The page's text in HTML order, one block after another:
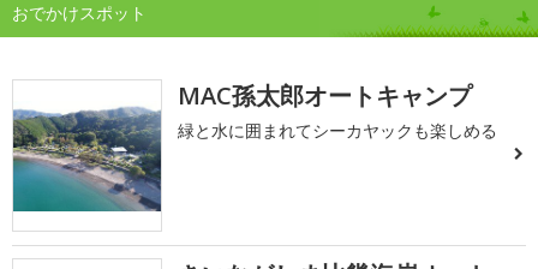
おでかけスポット
MAC孫太郎オートキャンプ
緑と水に囲まれてシーカヤックも楽しめる